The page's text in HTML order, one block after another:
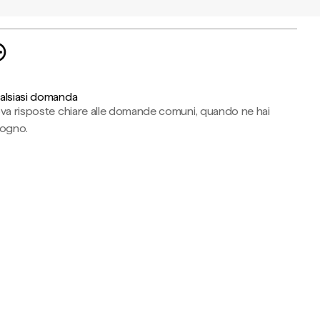
domanda
risposte chiare alle domande comuni, quando ne hai